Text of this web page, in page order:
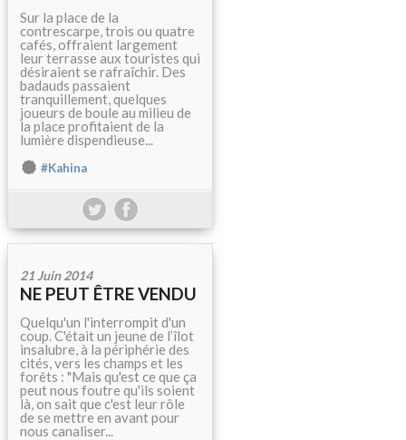
Sur la place de la
contrescarpe, trois ou quatre
cafés, offraient largement
leur terrasse aux touristes qui
désiraient se rafraîchir. Des
badauds passaient
tranquillement, quelques
joueurs de boule au milieu de
la place profitaient de la
lumière dispendieuse...
#Kahina
21 Juin 2014
NE PEUT ÊTRE VENDU
Quelqu'un l'interrompit d'un
coup. C'était un jeune de l’îlot
insalubre, à la périphérie des
cités, vers les champs et les
forêts : "Mais qu'est ce que ça
peut nous foutre qu'ils soient
là, on sait que c'est leur rôle
de se mettre en avant pour
nous canaliser...